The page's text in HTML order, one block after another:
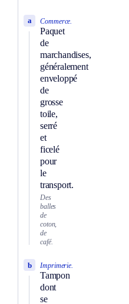
Commerce.
Paquet
de
marchandises,
généralement
enveloppé
de
grosse
toile,
serré
et
ficelé
pour
le
transport.
a
Des
balles
de
coton,
de
café.
Imprimerie.
Tampon
dont
se
b